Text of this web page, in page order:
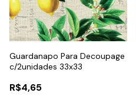
Guardanapo Para Decoupage
c/2unidades 33x33
R$4,65